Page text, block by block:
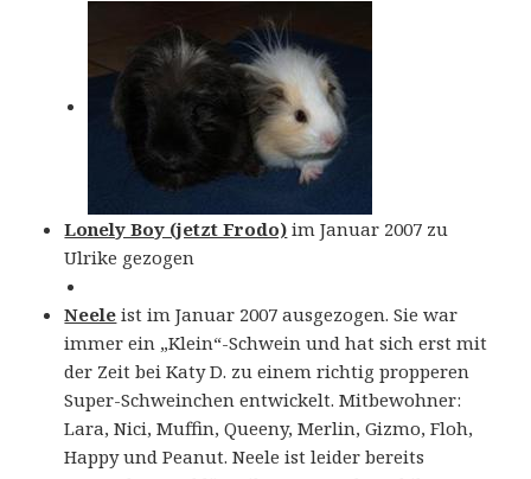
Lonely Boy (jetzt Frodo) im Januar 2007 zu
Ulrike gezogen
Neele ist im Januar 2007 ausgezogen. Sie war
immer ein „Klein“-Schwein und hat sich erst mit
der Zeit bei Katy D. zu einem richtig propperen
Super-Schweinchen entwickelt. Mitbewohner:
Lara, Nici, Muffin, Queeny, Merlin, Gizmo, Floh,
Happy und Peanut. Neele ist leider bereits